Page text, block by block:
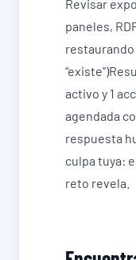
Revisar
paneles,
restaurando
activo y 1
agendada
respuesta
culpa tuya:
reto revela.